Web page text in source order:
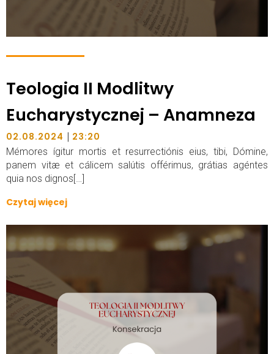
Teologia II Modlitwy
Eucharystycznej – Anamneza
02.08.2024 | 23:20
Mémores ígitur mortis et resurrectiónis eius, tibi, Dómine,
panem vitæ et cálicem salútis offérimus, grátias agéntes
quia nos dignos[…]
Czytaj więcej